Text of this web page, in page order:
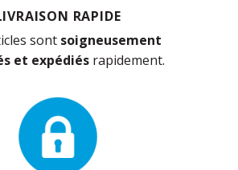
RAPIDE
sont soigneusement
et expédiés rapidement.